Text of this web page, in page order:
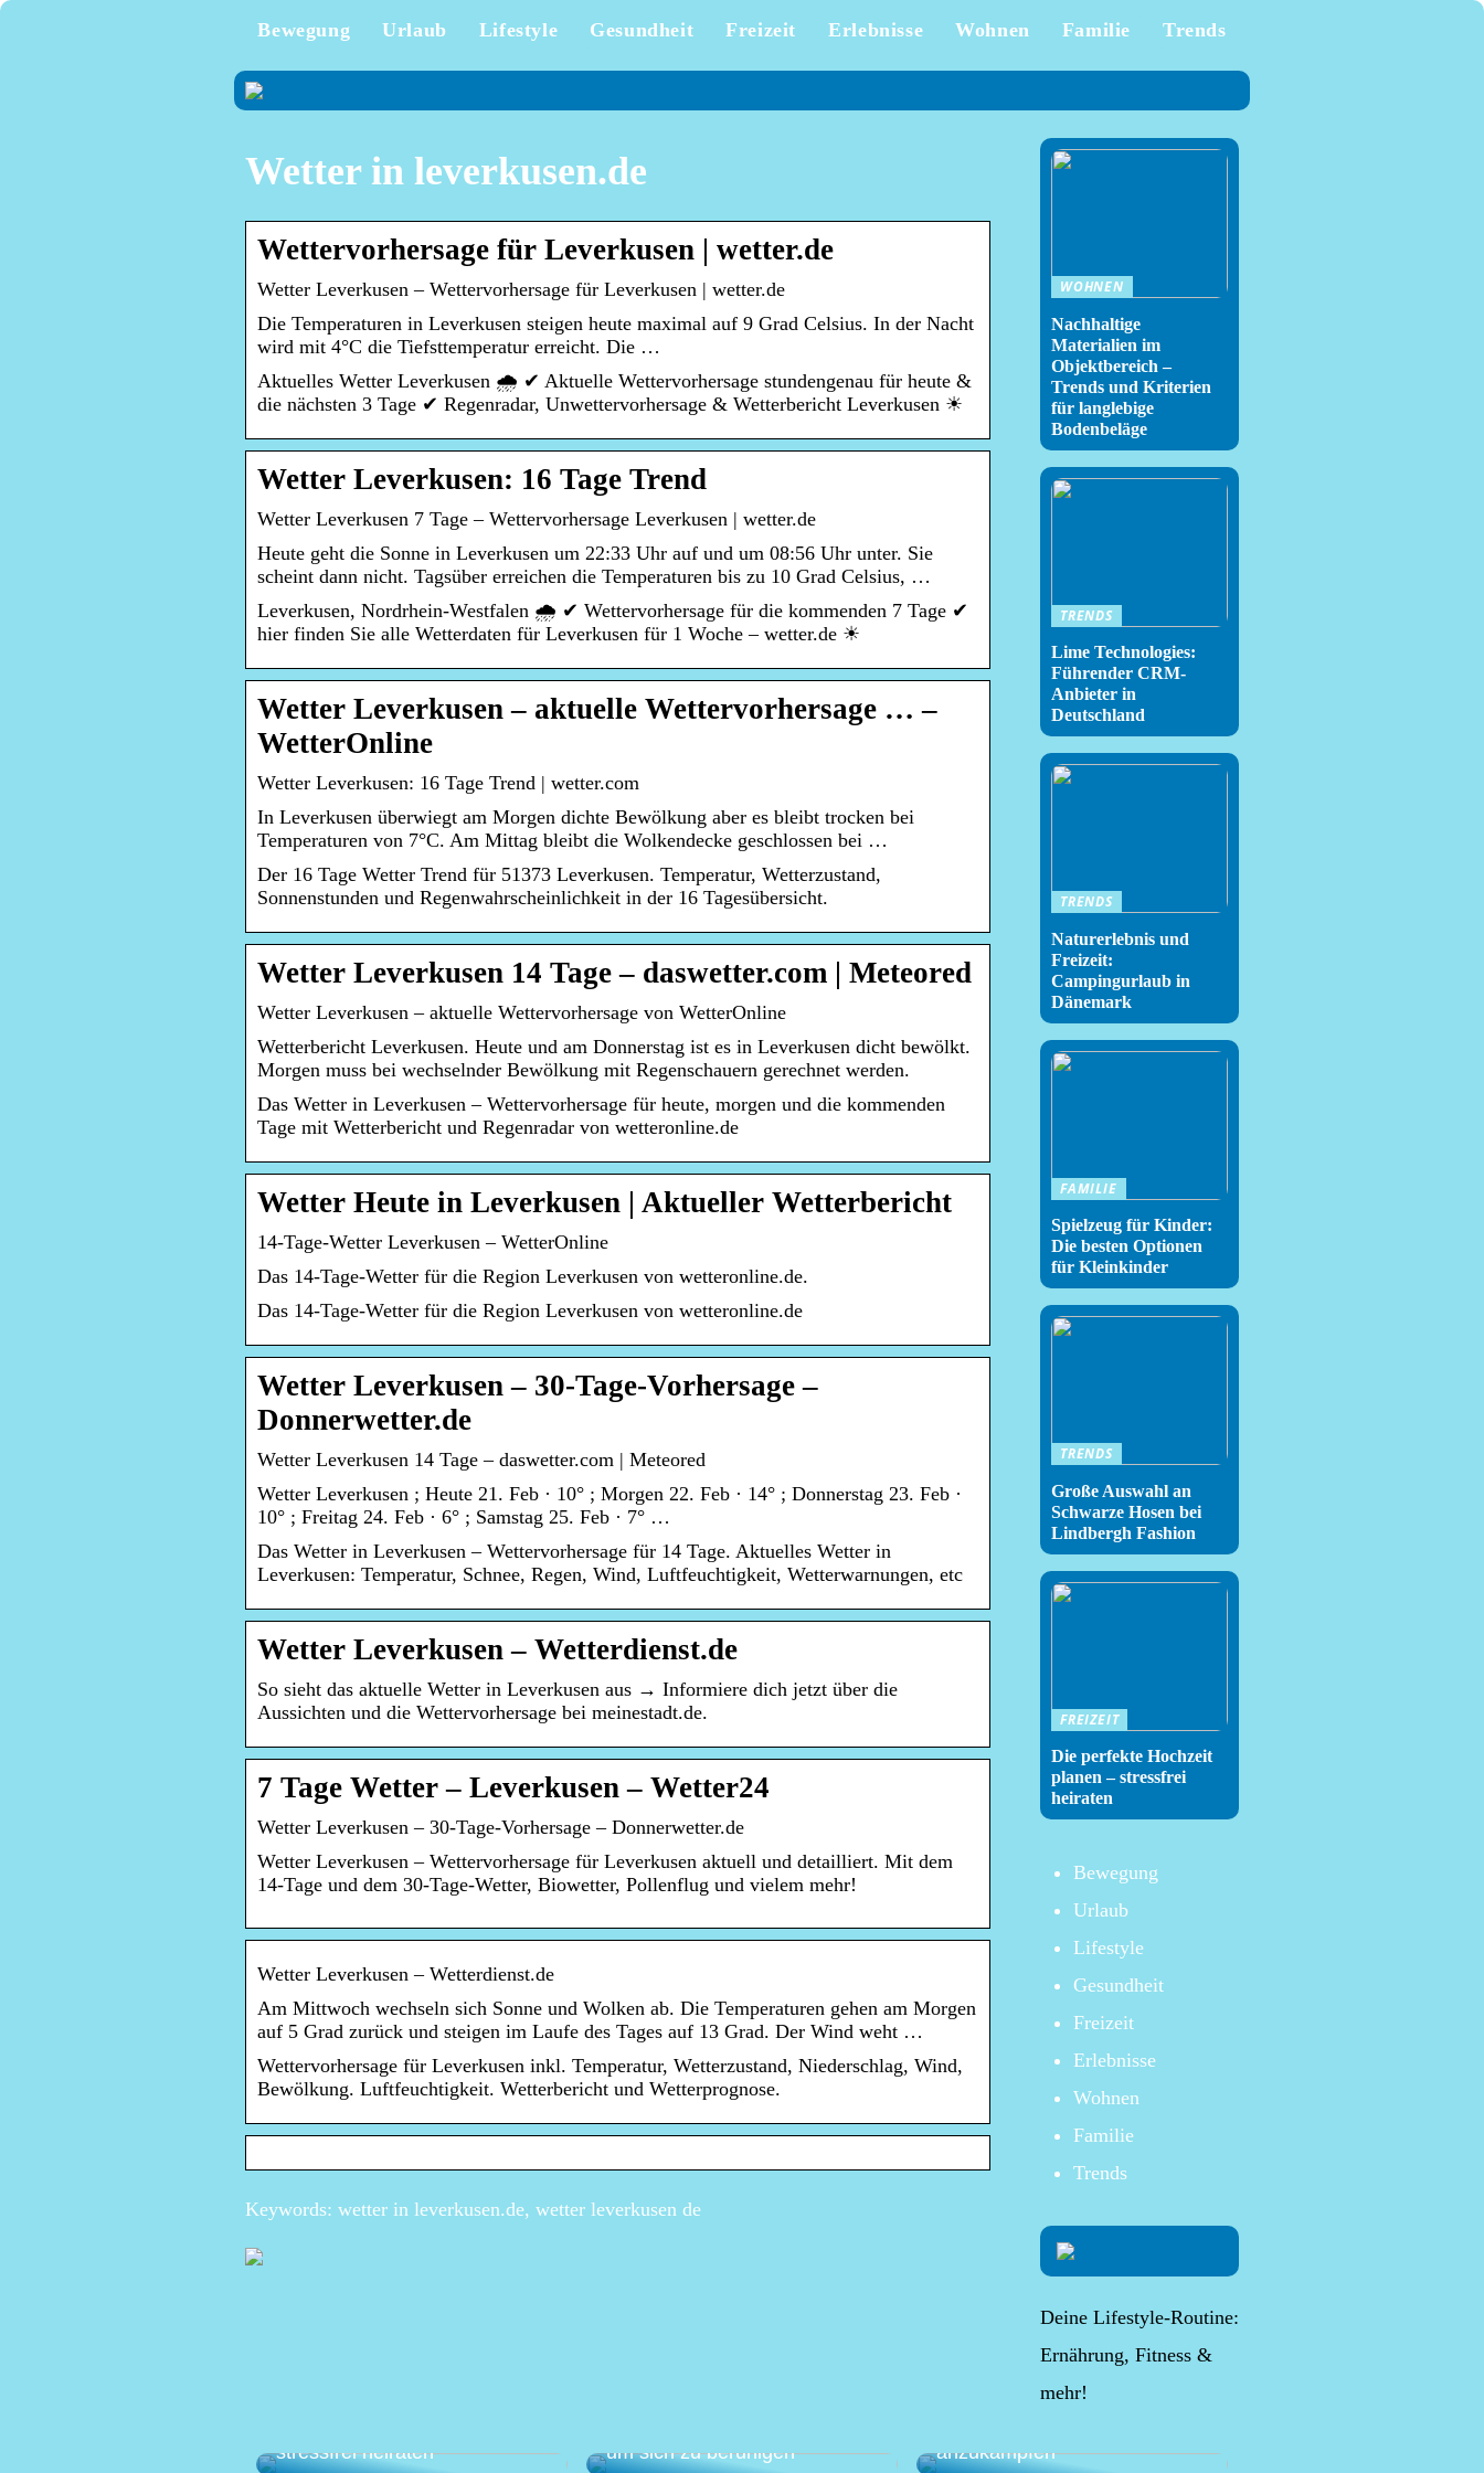
Bewegung Urlaub Lifestyle Gesundheit Freizeit Erlebnisse Wohnen Familie Trends
Wetter in leverkusen.de
Wettervorhersage für Leverkusen | wetter.de
Wetter Leverkusen – Wettervorhersage für Leverkusen | wetter.de
Die Temperaturen in Leverkusen steigen heute maximal auf 9 Grad Celsius. In der Nacht
wird mit 4°C die Tiefsttemperatur erreicht. Die …
Aktuelles Wetter Leverkusen 🌧️ ✔ Aktuelle Wettervorhersage stundengenau für heute &
die nächsten 3 Tage ✔ Regenradar, Unwettervorhersage & Wetterbericht Leverkusen ☀
Wetter Leverkusen: 16 Tage Trend
Wetter Leverkusen 7 Tage – Wettervorhersage Leverkusen | wetter.de
Heute geht die Sonne in Leverkusen um 22:33 Uhr auf und um 08:56 Uhr unter. Sie
scheint dann nicht. Tagsüber erreichen die Temperaturen bis zu 10 Grad Celsius, …
Leverkusen, Nordrhein-Westfalen 🌧️ ✔ Wettervorhersage für die kommenden 7 Tage ✔
hier finden Sie alle Wetterdaten für Leverkusen für 1 Woche – wetter.de ☀
Wetter Leverkusen – aktuelle Wettervorhersage … –
WetterOnline
Wetter Leverkusen: 16 Tage Trend | wetter.com
In Leverkusen überwiegt am Morgen dichte Bewölkung aber es bleibt trocken bei
Temperaturen von 7°C. Am Mittag bleibt die Wolkendecke geschlossen bei …
Der 16 Tage Wetter Trend für 51373 Leverkusen. Temperatur, Wetterzustand,
Sonnenstunden und Regenwahrscheinlichkeit in der 16 Tagesübersicht.
Wetter Leverkusen 14 Tage – daswetter.com | Meteored
Wetter Leverkusen – aktuelle Wettervorhersage von WetterOnline
Wetterbericht Leverkusen. Heute und am Donnerstag ist es in Leverkusen dicht bewölkt.
Morgen muss bei wechselnder Bewölkung mit Regenschauern gerechnet werden.
Das Wetter in Leverkusen – Wettervorhersage für heute, morgen und die kommenden
Tage mit Wetterbericht und Regenradar von wetteronline.de
Wetter Heute in Leverkusen | Aktueller Wetterbericht
14-Tage-Wetter Leverkusen – WetterOnline
Das 14-Tage-Wetter für die Region Leverkusen von wetteronline.de.
Das 14-Tage-Wetter für die Region Leverkusen von wetteronline.de
Wetter Leverkusen – 30-Tage-Vorhersage –
Donnerwetter.de
Wetter Leverkusen 14 Tage – daswetter.com | Meteored
Wetter Leverkusen ; Heute 21. Feb · 10° ; Morgen 22. Feb · 14° ; Donnerstag 23. Feb ·
10° ; Freitag 24. Feb · 6° ; Samstag 25. Feb · 7° …
Das Wetter in Leverkusen – Wettervorhersage für 14 Tage. Aktuelles Wetter in
Leverkusen: Temperatur, Schnee, Regen, Wind, Luftfeuchtigkeit, Wetterwarnungen, etc
Wetter Leverkusen – Wetterdienst.de
So sieht das aktuelle Wetter in Leverkusen aus → Informiere dich jetzt über die
Aussichten und die Wettervorhersage bei meinestadt.de.
7 Tage Wetter – Leverkusen – Wetter24
Wetter Leverkusen – 30-Tage-Vorhersage – Donnerwetter.de
Wetter Leverkusen – Wettervorhersage für Leverkusen aktuell und detailliert. Mit dem
14-Tage und dem 30-Tage-Wetter, Biowetter, Pollenflug und vielem mehr!
Wetter Leverkusen – Wetterdienst.de
Am Mittwoch wechseln sich Sonne und Wolken ab. Die Temperaturen gehen am Morgen
auf 5 Grad zurück und steigen im Laufe des Tages auf 13 Grad. Der Wind weht …
Wettervorhersage für Leverkusen inkl. Temperatur, Wetterzustand, Niederschlag, Wind,
Bewölkung. Luftfeuchtigkeit. Wetterbericht und Wetterprognose.
Keywords: wetter in leverkusen.de, wetter leverkusen de
WOHNEN
Nachhaltige
Materialien im
Objektbereich –
Trends und Kriterien
für langlebige
Bodenbeläge
TRENDS
Lime Technologies:
Führender CRM-
Anbieter in
Deutschland
TRENDS
Naturerlebnis und
Freizeit:
Campingurlaub in
Dänemark
FAMILIE
Spielzeug für Kinder:
Die besten Optionen
für Kleinkinder
TRENDS
Große Auswahl an
Schwarze Hosen bei
Lindbergh Fashion
FREIZEIT
Die perfekte Hochzeit
planen – stressfrei
heiraten
Bewegung
Urlaub
Lifestyle
Gesundheit
Freizeit
Erlebnisse
Wohnen
Familie
Trends
Deine Lifestyle-Routine:
Ernährung, Fitness &
mehr!
stressfrei heiraten
um sich zu beruhigen
anzukämpfen